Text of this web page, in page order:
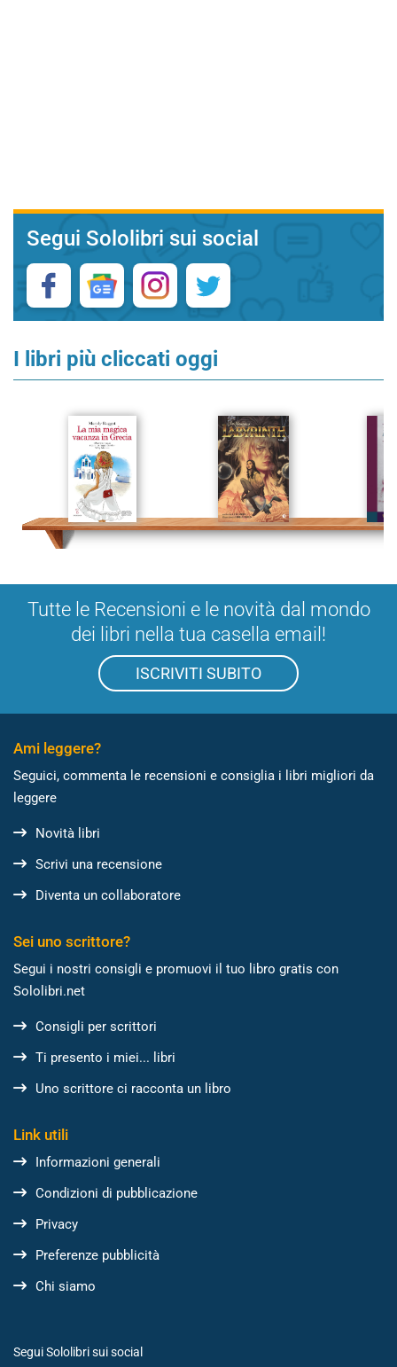
Segui Sololibri sui social
I libri più cliccati oggi
Tutte le Recensioni e le novità dal mondo
dei libri nella tua casella email!
ISCRIVITI SUBITO
Ami leggere?
Seguici, commenta le recensioni e consiglia i libri migliori da
leggere
Novità libri
Scrivi una recensione
Diventa un collaboratore
Sei uno scrittore?
Segui i nostri consigli e promuovi il tuo libro gratis con
Sololibri.net
Consigli per scrittori
Ti presento i miei... libri
Uno scrittore ci racconta un libro
Link utili
Informazioni generali
Condizioni di pubblicazione
Privacy
Preferenze pubblicità
Chi siamo
Segui Sololibri sui social